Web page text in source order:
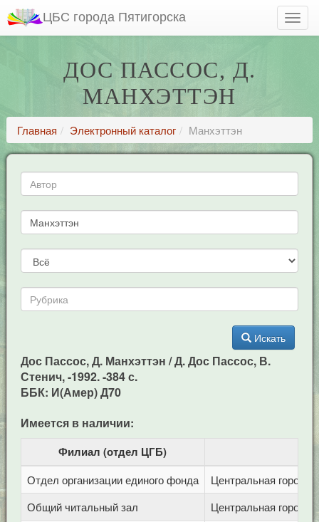
ЦБС города Пятигорска
ДОС ПАССОС, Д.
МАНХЭТТЭН
Главная Электронный каталог Манхэттэн
Искать
Дос Пассос, Д. Манхэттэн / Д. Дос Пассос, В.
Стенич, -1992. -384 с.
ББК: И(Амер) Д70
Имеется в наличии:
Филиал (отдел ЦГБ)
Отдел организации единого фонда
Центральная
Общий читальный зал
Центральная